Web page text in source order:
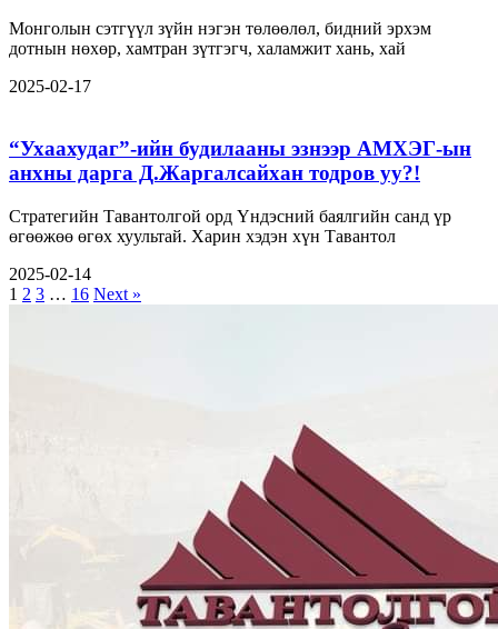
Монголын сэтгүүл зүйн нэгэн төлөөлөл, бидний эрхэм
дотнын нөхөр, хамтран зүтгэгч, халамжит хань, хай
2025-02-17
“Ухаахудаг”-ийн будилааны эзнээр АМХЭГ-ын
анхны дарга Д.Жаргалсайхан тодров уу?!
Стратегийн Тавантолгой орд Үндэсний баялгийн санд үр
өгөөжөө өгөх хуультай. Харин хэдэн хүн Тавантол
2025-02-14
1 2 3 … 16 Next »